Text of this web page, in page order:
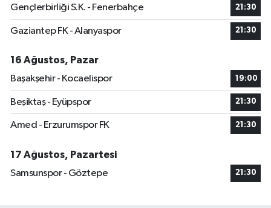
Gençlerbirliği S.K. - Fenerbahçe 21:30
Gaziantep FK - Alanyaspor 21:30
16 Ağustos, Pazar
Başakşehir - Kocaelispor
19:00
Beşiktaş - Eyüpspor 21:30
Amed - Erzurumspor FK 21:30
17 Ağustos, Pazartesi
Samsunspor - Göztepe
21:30